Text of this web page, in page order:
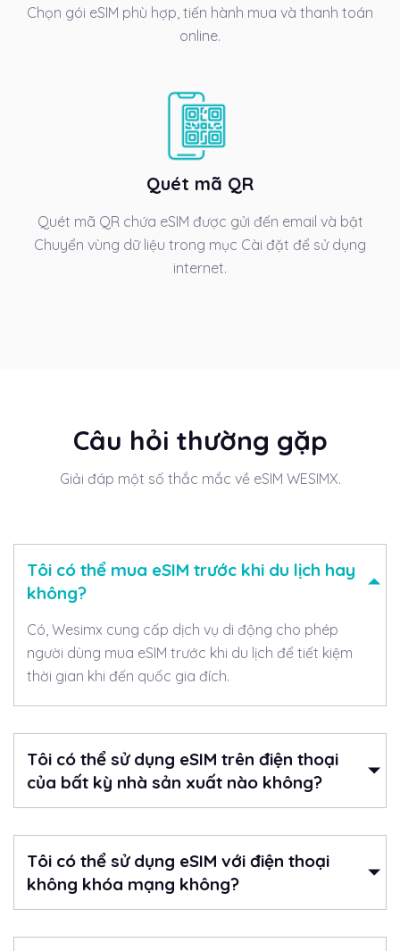
Chọn gói eSIM phù hợp, tiến hành mua và thanh toán
online.
Quét mã QR
Quét mã QR chứa eSIM được gửi đến email và bật
Chuyển vùng dữ liệu trong mục Cài đặt để sử dụng
internet.
Câu hỏi thường gặp
Giải đáp một số thắc mắc về eSIM WESIMX.
Tôi có thể mua eSIM trước khi du lịch hay
không?
Có, Wesimx cung cấp dịch vụ di động cho phép
người dùng mua eSIM trước khi du lịch để tiết kiệm
thời gian khi đến quốc gia đích.
Tôi có thể sử dụng eSIM trên điện thoại
của bất kỳ nhà sản xuất nào không?
Tôi có thể sử dụng eSIM với điện thoại
không khóa mạng không?